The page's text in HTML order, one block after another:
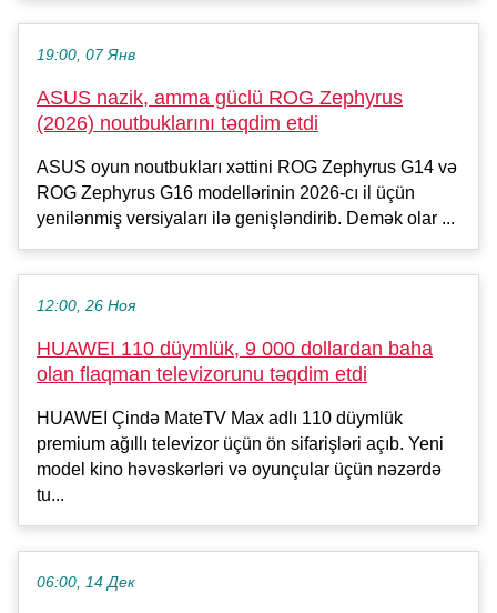
19:00, 07 Янв
ASUS nazik, amma güclü ROG Zephyrus
(2026) noutbuklarını təqdim etdi
ASUS oyun noutbukları xəttini ROG Zephyrus G14 və
ROG Zephyrus G16 modellərinin 2026-cı il üçün
yenilənmiş versiyaları ilə genişləndirib. Demək olar ...
12:00, 26 Ноя
HUAWEI 110 düymlük, 9 000 dollardan baha
olan flaqman televizorunu təqdim etdi
HUAWEI Çində MateTV Max adlı 110 düymlük
premium ağıllı televizor üçün ön sifarişləri açıb. Yeni
model kino həvəskərləri və oyunçular üçün nəzərdə
tu...
06:00, 14 Дек